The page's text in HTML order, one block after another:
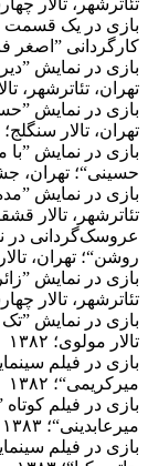
بازی در یک قسمت
کارگردانی ”اصغر
بازی در نمایش
تهران، تئاترشهر، تالار
بازی در نمایش
تهران، تالار سنگلج؛ ۱۳۸۱؛ تئاتر پارس؛ ۱۳۸۰
بازی در نمایش
حسینی“؛ تهران،
بازی در نمایش
تئاترشهر، تالار
عروسک‌گردانی در
روشن“؛ تهران، تالار
بازی در نمایش
تئاترشهر، تالار
بازی در نمایش ”تک
تالار مولوی؛ ۱۳۸۲
بازی در فیلم
میرکریمی“؛ ۱۳۸۲
بازی در فیلم
میرعابدینی“؛ ۱۳۸۳
بازی در فیلم